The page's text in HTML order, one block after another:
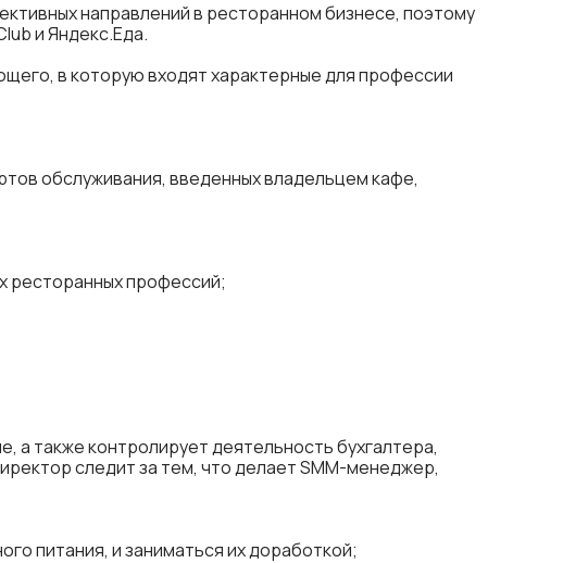
направлений в ресторанном бизнесе, поэтому
и Яндекс.Еда.
в которую входят характерные для профессии
обслуживания, введенных владельцем кафе,
ресторанных профессий;
а также контролирует деятельность бухгалтера,
следит за тем, что делает SMM-менеджер,
питания, и заниматься их доработкой;